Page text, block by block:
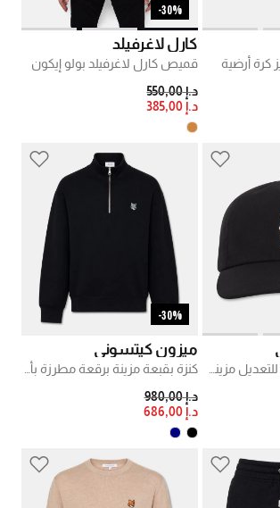
كرة أرضية
30%-
كارل لاغرفيلد
قميص كارل لاغرفيلد بولو إيكون
PRICE REDUCED FROM
د.إ 550,00
د.إ 385,00
30%-
ميزون كيتسوني
PRICE REDUCED FROM
د.إ 980,00
د.إ 686,00